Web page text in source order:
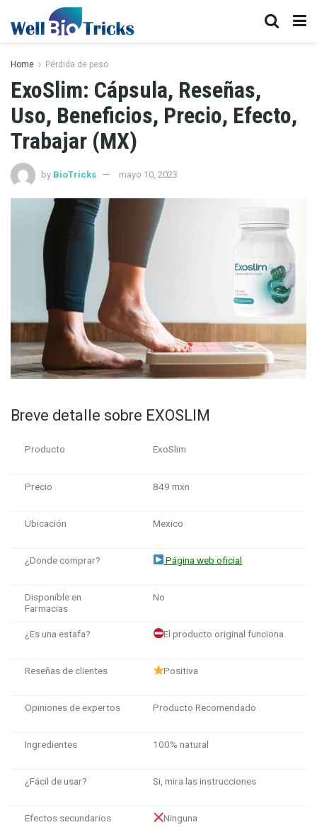
Home Pérdida de peso
ExoSlim: Cápsula, Reseñas,
Uso, Beneficios, Precio, Efecto,
Trabajar (MX)
by BioTricks mayo 10, 2023
Breve detalle sobre EXOSLIM
Producto ExoSlim
Precio 849 mxn
Ubicación Mexico
¿Donde comprar? Página web oficial
Disponible en
Farmacias
No
¿Es una estafa? El producto original funciona.
Reseñas de clientes Positiva
Opiniones de expertos Producto Recomendado
Ingredientes 100% natural
¿Fácil de usar? Si, mira las instrucciones
Efectos secundarios Ninguna